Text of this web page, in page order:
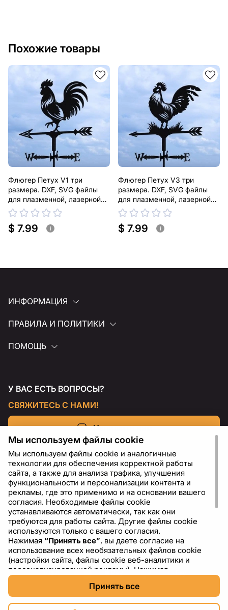
Похожие товары
Флюгер Петух V1 три
размера. DXF, SVG файлы
для плазменной, лазерной
резки
$ 7.99 i
Флюгер Петух V3 три
размера. DXF, SVG файлы
для плазменной, лазерной
резки
$ 7.99 i
ИНФОРМАЦИЯ
ПРАВИЛА И ПОЛИТИКИ
ПОМОЩЬ
У ВАС ЕСТЬ ВОПРОСЫ?
СВЯЖИТЕСЬ С НАМИ!
Напишите нам
RU USD - US Dollar ($)
Мы используем файлы cookie
Мы используем файлы cookie и аналогичные
технологии для обеспечения корректной работы
сайта, а также для анализа трафика, улучшения
функциональности и персонализации контента и
рекламы, где это применимо и на основании вашего
согласия. Необходимые файлы cookie
устанавливаются автоматически, так как они
требуются для работы сайта. Другие файлы cookie
используются только с вашего согласия.
Нажимая “Принять все”, вы даете согласие на
использование всех необязательных файлов cookie
(настройки сайта, файлы cookie веб-аналитики и
персонализированной рекламы). Нажимая
“Отклонить все”
необходимые файлы cookie. Нажимая
cookie”, вы можете выбрать, какие категории файлов
Принять все